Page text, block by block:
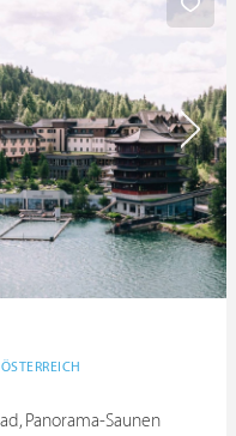
ÖSTERREICH
Panorama-Saunen